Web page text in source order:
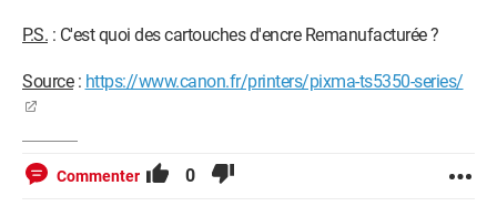
P.S. : C'est quoi des cartouches d'encre Remanufacturée ?
Source: https://www.canon.fr/printers/pixma-ts5350-series/
Commenter 0